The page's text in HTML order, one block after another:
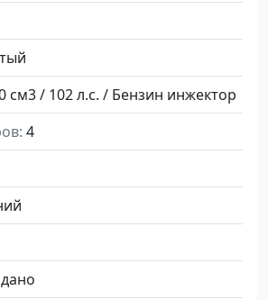
см3 / 102 л.с. / Бензин инжектор
4